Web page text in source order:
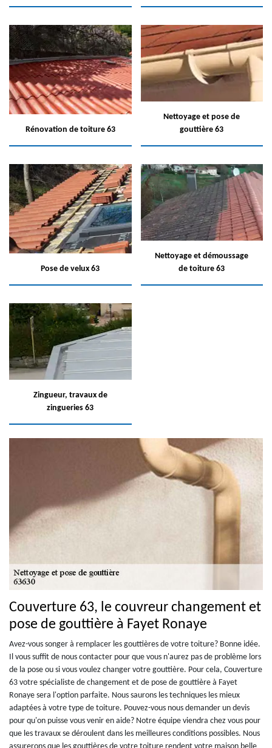
Rénovation de toiture 63
Nettoyage et pose de
gouttière 63
Pose de velux 63
Nettoyage et démoussage
de toiture 63
Zingueur, travaux de
zingueries 63
Couverture 63, le couvreur changement et
pose de gouttière à Fayet Ronaye
Avez-vous songer à remplacer les gouttières de votre toiture? Bonne idée.
Il vous suffit de nous contacter pour que vous n'aurez pas de problème lors
de la pose ou si vous voulez changer votre gouttière. Pour cela, Couverture
63 votre spécialiste de changement et de pose de gouttière à Fayet
Ronaye sera l'option parfaite. Nous saurons les techniques les mieux
adaptées à votre type de toiture. Pouvez-vous nous demander un devis
pour qu'on puisse vous venir en aide? Notre équipe viendra chez vous pour
que les travaux se déroulent dans les meilleures conditions possibles. Nous